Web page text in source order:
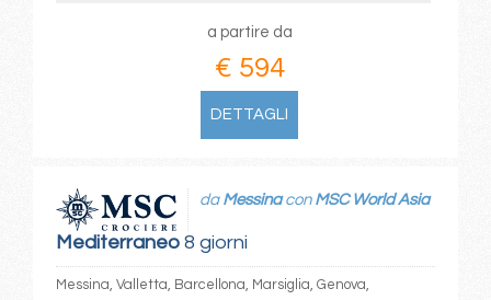
a partire da
€ 594
DETTAGLI
Mediterraneo8 giorni
da Messinacon MSC World Asia
Messina, Valletta, Barcellona, Marsiglia, Genova,